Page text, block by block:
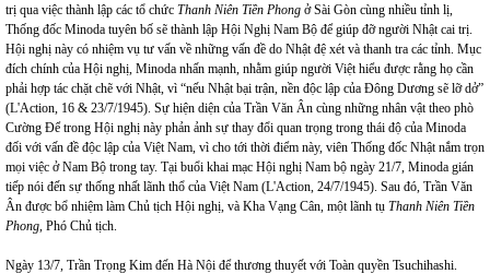
trị qua việc thành lập các tổ chức Thanh Niên Tiền Phong ở Sài Gòn cùng nhiều tỉnh lị,
Thống đốc Minoda tuyên bố sẽ thành lập Hội Nghị Nam Bộ để giúp đỡ người Nhật cai trị.
Hội nghị này có nhiệm vụ tư vấn về những vấn đề do Nhật đệ xét và thanh tra các tỉnh. Mục
đích chính của Hội nghị, Minoda nhấn mạnh, nhằm giúp người Việt hiểu được rằng họ cần
phải hợp tác chặt chẽ với Nhật, vì “nếu Nhật bại trận, nền độc lập của Đông Dương sẽ lỡ dở”
(L'Action, 16 & 23/7/1945). Sự hiện diện của Trần Văn Ân cùng những nhân vật theo phò
Cường Để trong Hội nghị này phản ảnh sự thay đổi quan trọng trong thái độ của Minoda
đối với vấn đề độc lập của Việt Nam, vì cho tới thời điểm này, viên Thống đốc Nhật nắm trọn
mọi việc ở Nam Bộ trong tay. Tại buổi khai mạc Hội nghị Nam bộ ngày 21/7, Minoda gián
tiếp nói đến sự thống nhất lãnh thổ của ViệtNam (L'Action, 24/7/1945). Sau đó, Trần Văn
Ân được bổ nhiệm làm Chủ tịch Hội nghị, và Kha Vạng Cân, một lãnh tụ Thanh Niên Tiền
Phong, Phó Chủ tịch.
Ngày 13/7, Trần Trọng Kim đến Hà Nội để thương thuyết với Toàn quyền Tsuchihashi.